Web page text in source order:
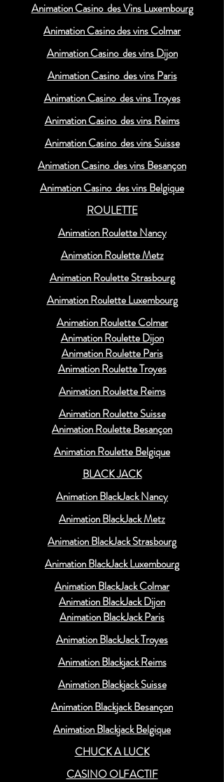
Animation Casino des Vins Luxembourg
Animation Casino des vins Colmar
Animation Casino des vins Dijon
Animation Casino des vins Paris
Animation Casino des vins Troyes
Animation Casino des vins Reims
Animation Casino des vins Suisse
Animation Casino des vins Besançon
Animation Casino des vins Belgique
ROULETTE
Animation Roulette Nancy
Animation Roulette Metz
Animation Roulette Strasbourg
Animation Roulette Luxembourg
Animation Roulette Colmar
Animation Roulette Dijon
Animation Roulette Paris
Animation Roulette Troyes
Animation Roulette Reims
Animation Roulette Suisse
Animation Roulette Besançon
Animation Roulette Belgique
BLACK JACK
Animation BlackJack Nancy
Animation BlackJack Metz
Animation BlackJack Strasbourg
Animation BlackJack Luxembourg
Animation BlackJack Colmar
Animation BlackJack Dijon
Animation BlackJack Paris
Animation BlackJack Troyes
Animation Blackjack Reims
Animation Blackjack Suisse
Animation Blackjack Besançon
Animation Blackjack Belgique
CHUCK A LUCK
CASINO OLFACTIF